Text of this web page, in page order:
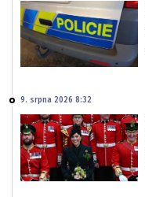
9. srpna 2026 8:32